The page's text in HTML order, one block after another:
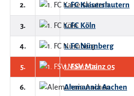
2. 1. FC Kaiserslautern
3. 1. FC Köln
4. 1. FC Nürnberg
5. 1. FSV Mainz 05
6. Alemannia Aachen